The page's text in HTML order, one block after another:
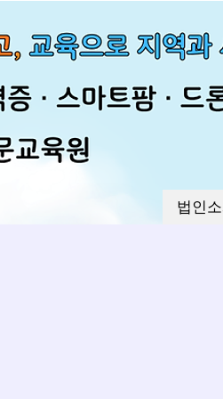
법인